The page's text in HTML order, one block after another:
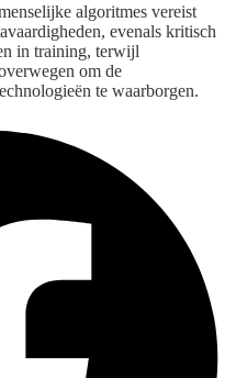
algoritmes vereist
evenals kritisch
in training, terwijl
om de
te waarborgen.